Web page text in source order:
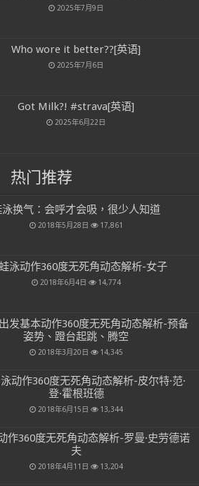
2025年7月9日
Who wore it better??[英语]
2025年7月6日
Got Milk?! #strava[英语]
2025年6月22日
热门推荐
泳换气：会呼才会吸，很少人知道
2018年5月28日 17,861
泳动作360度无死角动态解析-女子
2018年6月4日 14,774
发基本动作360度无死角动态解析-预备
姿势、蹬台起跳、腾空
2018年3月20日 14,345
动作360度无死角动态解析-皮尔特·范·
登·霍根班德
2018年6月15日 13,344
作360度无死角动态解析-罗曼·史劳德诺
夫
2018年4月11日 13,204